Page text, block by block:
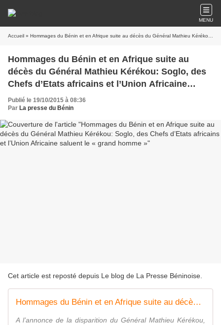
MENU
Accueil » Hommages du Bénin et en Afrique suite au décès du Général Mathieu Kérékou: Soglo, des Chefs d’Etats africains et l’Union Africaine saluent le « grand homme »
Hommages du Bénin et en Afrique suite au
décès du Général Mathieu Kérékou: Soglo, des
Chefs d’Etats africains et l’Union Africaine
saluent le « grand homme »
Publié le 19/10/2015 à 08:36
Par La presse du Bénin
Cet article est reposté depuis Le blog de La Presse Béninoise
Hommages du Bénin et en Afrique suite au décès du Général Mathieu Kérékou: Soglo, des Chefs d’Etats africains et l’Union Africaine saluent le « grand homme »
A l’annonce de la disparition du Général Mathieu Kérékou,